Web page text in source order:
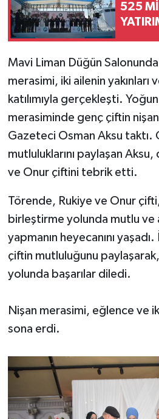
525
Mavi Liman Düğün
merasimi, iki ailenin yakınları
katılımıyla gerçekleşti. Yoğun
merasiminde genç çiftin
Gazeteci Osman Aksu taktı.
mutluluklarını paylaşan
ve Onur çiftini tebrik etti.
Törende, Rukiye ve Onur çifti,
birleştirme yolunda mutlu ve
yapmanın heyecanını
çiftin mutluluğunu
yolunda başarılar diledi.
Nişan merasimi, eğlence ve
sona erdi.